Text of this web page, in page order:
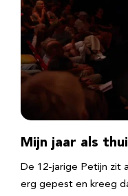
Mijn jaar als
De 12-jarige Petijn zit
erg gepest en kreeg